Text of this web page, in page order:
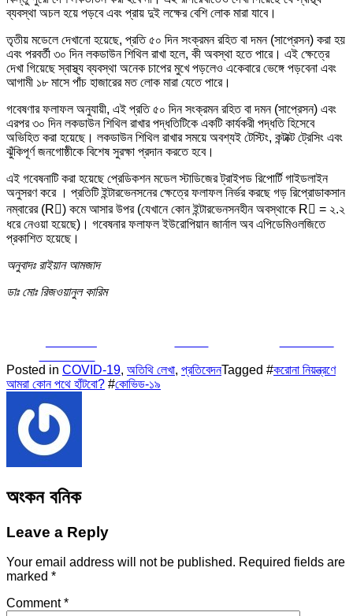
ব্যবস্থা অচল হয়ে পড়বে এবং প্রায় দুই লক্ষের বেশি লোক মারা যাবে।
তৃতীয় মডেলে দেখানো হয়েছে, প্রতি ৫০ দিন সংক্রমন রহিত বা দমন (সাপ্রেসন) করা হয়
এবং পরবর্তী ৩০ দিন লকডাউন শিথিল রাখা হলে, কী অবস্থা হতে পারে। এই ক্ষেত্রে
দেখা গিয়েছে স্বাস্থ্য ব্যবস্থা অনেক চাপের মুখে পড়লেও একেবারে ভেঙ্গে পড়বেনা এবং
আগামী ১৮ মাসে পাঁচ হাজারের মত লোক মারা যেতে পারে।
গবেষণার ফলাফল অনুযায়ী, এই প্রতি ৫০ দিন সংক্রমন রহিত বা দমন (সাপ্রেসন) এবং
এরপর ৩০ দিন লকডাউন শিথিল রাখার পদ্ধতিটিকে একটি কার্যকরী পদ্ধতি হিসেবে
অভিহিত করা হয়েছে। লকডাউন শিথিল রাখার সময়ে অবশ্যই টেস্টিং, কন্টাক্ট ট্রেসিং এবং
ঝুঁকিপূর্ণ জনগোষ্ঠীকে বিশেষ সুরক্ষা প্রদান করতে হবে।
এই গবেষনাটি করা হয়েছে প্রেডিকশন মডেল স্টাডিজের ট্রাইপড রিপোর্টি গাইডলাইন
অনুসরণ করে । প্রতিটি ইন্টারভেনসনের ক্ষেত্রে ফলাফল নির্ভর করছে গড় রিপ্রোডাকসান
নম্বারের (R) কমে আসার উপর (যেখানে কোন ইন্টারভেনসনহীন অবস্থাকে R = ২.২
ধরে নেওয়া হয়েছে)। গবেষনার ফলাফল ইউরোপিয়ান জার্নাল অব এপিডেমিওলজিতে
প্রকাশিত হয়েছে।
অনুবাদঃ রাইয়ান আমজাদ
ডাঃ মোঃ রিজওয়ানুল কারিম
Posted in COVID-19, অতিথি লেখা, প্রতিবেদনTagged #করোনা নিয়ন্ত্রণে
আমরা কোন পথে হাঁটবো? #কোভিড-১৯
অংকন বনিক
Leave a Reply
Your email address will not be published. Required fields are
marked *
Comment*